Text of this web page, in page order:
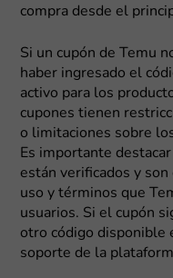
compra desde el
Si un cupón de Temu
haber ingresado el
activo para los
cupones tienen
o limitaciones sobre
Es importante
están verificados y
uso y términos que
usuarios. Si el cupón
otro código disponible
soporte de la